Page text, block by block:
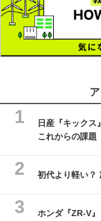
日産『キック
これからの課題
初代より軽い？
ホンダ『ZR-V